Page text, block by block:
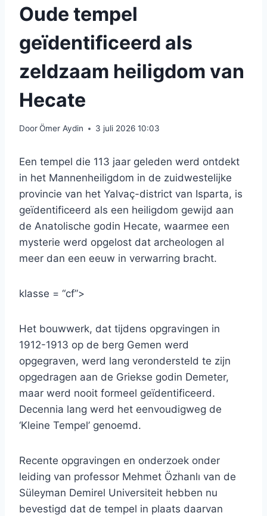
Oude tempel
geïdentificeerd als
zeldzaam heiligdom van
Hecate
DoorÖmer Aydin 3 juli 2026 10:03
Een tempel die 113 jaar geleden werd ontdekt
in het Mannenheiligdom in de zuidwestelijke
provincie van het Yalvaç-district van Isparta, is
geïdentificeerd als een heiligdom gewijd aan
de Anatolische godin Hecate, waarmee een
mysterie werd opgelost dat archeologen al
meer dan een eeuw in verwarring bracht.
klasse = “cf”>
Het bouwwerk, dat tijdens opgravingen in
1912-1913 op de berg Gemen werd
opgegraven, werd lang verondersteld te zijn
opgedragen aan de Griekse godin Demeter,
maar werd nooit formeel geïdentificeerd.
Decennia lang werd het eenvoudigweg de
‘Kleine Tempel’ genoemd.
Recente opgravingen en onderzoek onder
leiding van professor Mehmet Özhanlı van de
Süleyman Demirel Universiteit hebben nu
bevestigd dat de tempel in plaats daarvan